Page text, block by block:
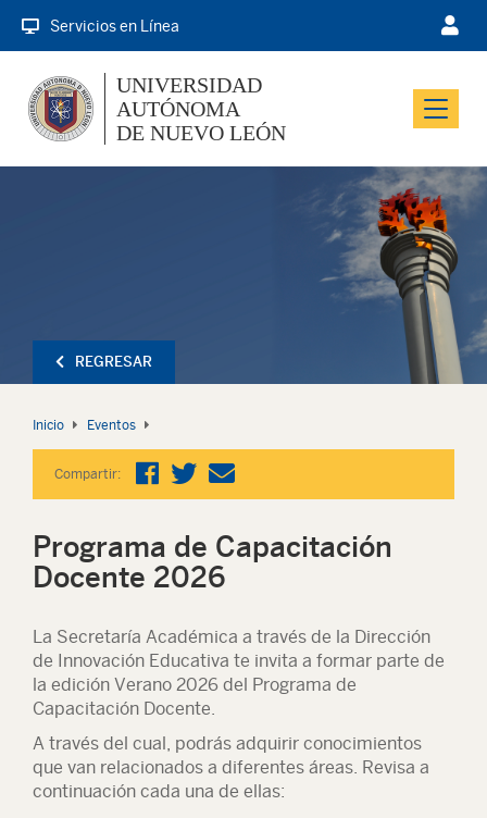
Servicios en Línea
Menu
UNIVERSIDAD
AUTÓNOMA
DE NUEVO LEÓN
REGRESAR
Inicio Eventos
Compartir:
Programa de Capacitación
Docente 2026
La Secretaría Académica a través de la Dirección
de Innovación Educativa te invita a formar parte de
la edición Verano 2026 del Programa de
Capacitación Docente.
A través del cual, podrás adquirir conocimientos
que van relacionados a diferentes áreas. Revisa a
continuación cada una de ellas: